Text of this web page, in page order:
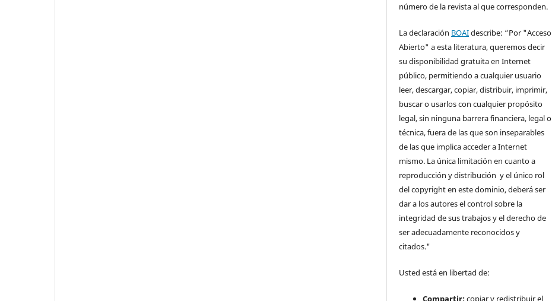
número de la revista al que corresponden.
La declaración BOAIdescribe: “Por "Acceso
Abierto" a esta literatura, queremos decir
su disponibilidad gratuita en Internet
público, permitiendo a cualquier usuario
leer, descargar, copiar, distribuir, imprimir,
buscar o usarlos con cualquier propósito
legal, sin ninguna barrera financiera, legal o
técnica, fuera de las que son inseparables
de las que implica acceder a Internet
mismo. La única limitación en cuanto a
reproducción y distribución y el único rol
del copyright en este dominio, deberá ser
dar a los autores el control sobre la
integridad de sus trabajos y el derecho de
ser adecuadamente reconocidos y
citados."
Usted está en libertad de:
Compartir:copiar y redistribuir el